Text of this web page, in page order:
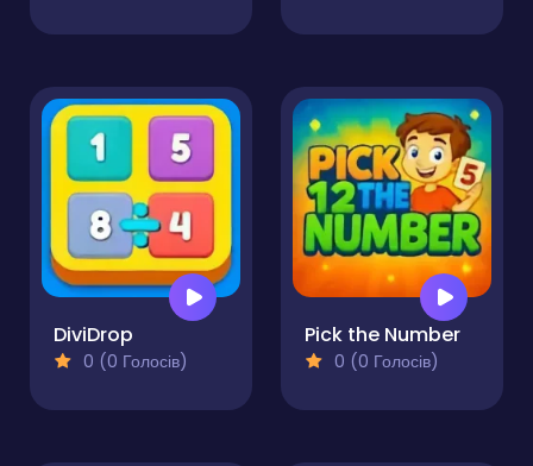
DiviDrop
0 (0 Голосів)
Pick the Number
0 (0 Голосів)